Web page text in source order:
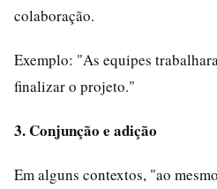
colaboração.
Exemplo: "As equipes
finalizar o projeto."
3. Conjunção e adição
Em alguns contextos, "ao